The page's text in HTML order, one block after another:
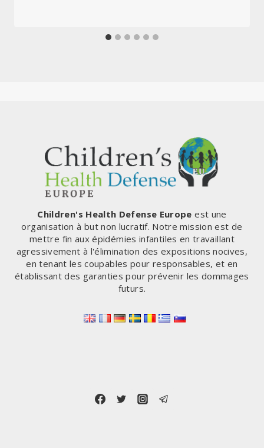
Children's Health Defense Europe est une
organisation à but non lucratif. Notre mission est de
mettre fin aux épidémies infantiles en travaillant
agressivement à l'élimination des expositions nocives,
en tenant les coupables pour responsables, et en
établissant des garanties pour prévenir les dommages
futurs.